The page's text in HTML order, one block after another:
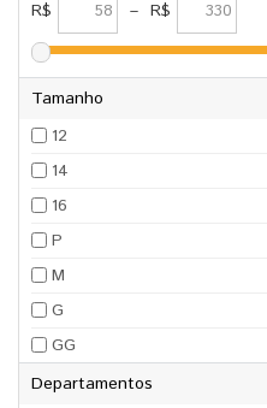
R$ – R$
Tamanho
12
14
16
P
M
G
GG
Departamentos